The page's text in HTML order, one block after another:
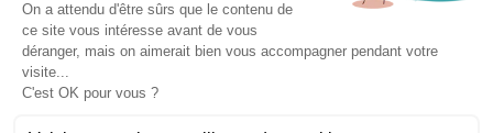
Location appartement Provence Alpes Côte d'Azur
Location appartement Corse